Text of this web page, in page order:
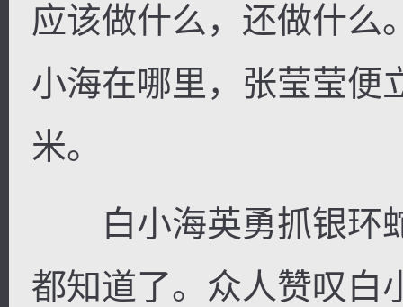
应该做什么，还做什么
小海在哪里，张莹莹便
米。
白小海英勇抓银环
都知道了。众人赞叹白